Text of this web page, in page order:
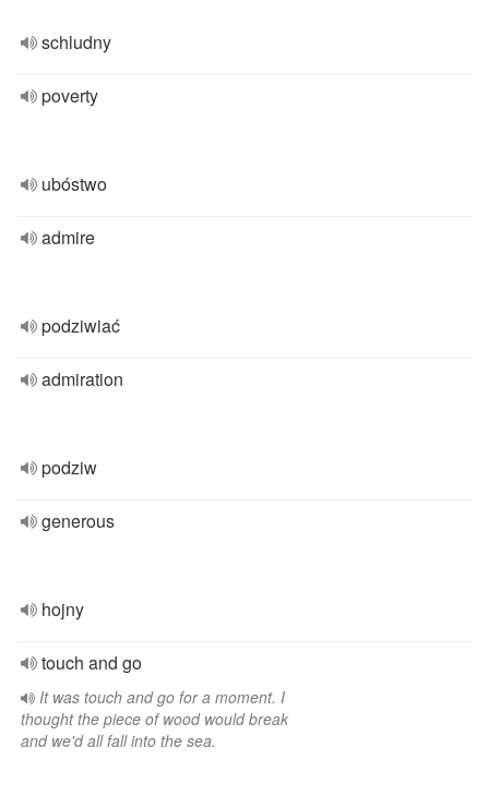
schludny
poverty
ubóstwo
admire
podziwiać
admiration
podziw
generous
hojny
touch and go
It was touch and go for a moment. I
thought the piece of wood would break
and we'd all fall into the sea.